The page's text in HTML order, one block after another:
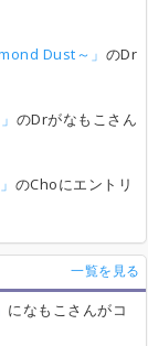
Dust～」 のDr
のDrがなもこさん
のChoにエントリ
一覧を見る
になもこさんがコ